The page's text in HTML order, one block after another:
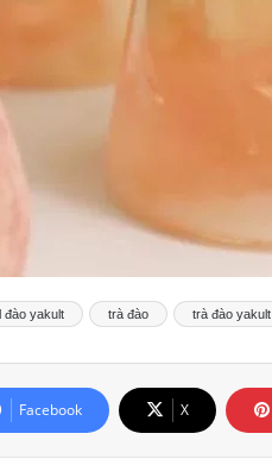
đào yakult trà đào trà đào yakult
Facebook X